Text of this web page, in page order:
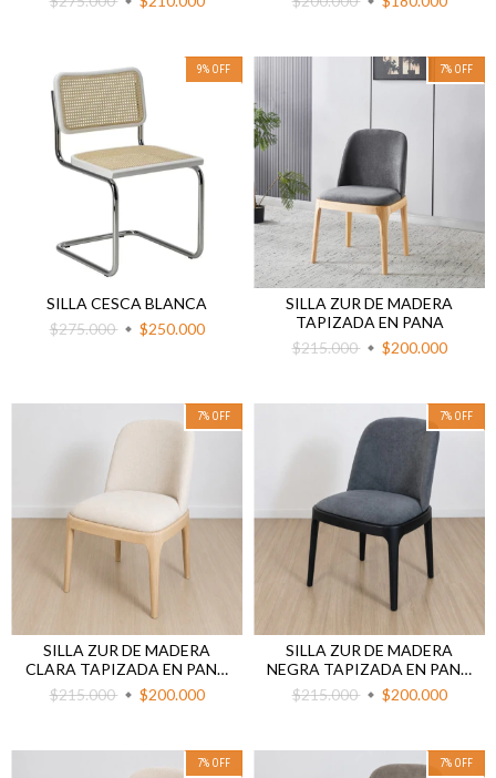
9% OFF
SILLA CESCA BLANCA
$275.000
$250.000
7% OFF
SILLA ZUR DE MADERA
TAPIZADA EN PANA
$215.000
$200.000
7% OFF
SILLA ZUR DE MADERA
CLARA TAPIZADA EN PANA
BEIGE
$215.000 $200.000
7% OFF
SILLA ZUR DE MADERA
NEGRA TAPIZADA EN PANA
GRIS
$215.000 $200.000
7% OFF 7% OFF